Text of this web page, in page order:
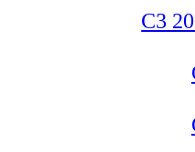
C3